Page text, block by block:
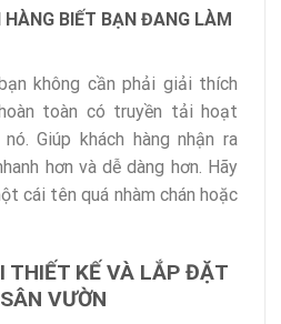
BIẾT BẠN ĐANG LÀM
không cần phải giải thích
toàn có truyền tải hoạt
Giúp khách hàng nhận ra
hơn và dễ dàng hơn. Hãy
cái tên quá nhàm chán hoặc
THIẾT KẾ VÀ LẮP ĐẶT
VƯỜN